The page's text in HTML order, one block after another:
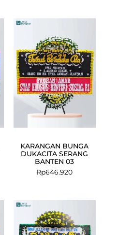
KARANGAN BUNGA
DUKACITA SERANG
BANTEN 03
Rp646.920